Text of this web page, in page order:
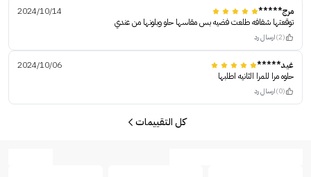
مرج*****
2024/10/14
توقعتها شفافه طلعت فضيه بس مقاسها حلو وبلونها من عندي
(2) ارسال رد
غيد*****
2024/10/06
حلوه مرا للمرا الثانيه اطلبها
(0) ارسال رد
كل التقييمات